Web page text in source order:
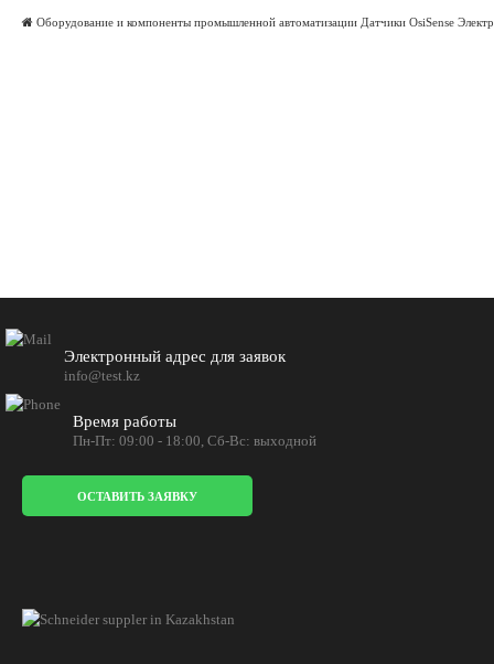
Оборудование и компоненты промышленной автоматизации Датчики OsiSense
Электронный адрес для заявок
info@test.kz
Время работы
Пн-Пт: 09:00 - 18:00, Сб-Вс: выходной
ОСТАВИТЬ ЗАЯВКУ